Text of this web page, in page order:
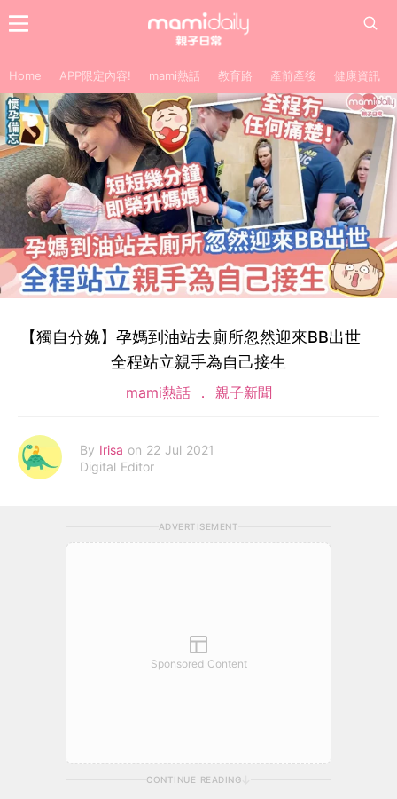
Home APP限定內容! mami熱話 教育路 產前產後 健康資訊
【獨自分娩】孕媽到油站去廁所忽然迎來BB出世
全程站立親手為自己接生
mami熱話 親子新聞
By Irisa on 22 Jul 2021
Digital Editor
ADVERTISEMENT
Sponsored Content
CONTINUE READING